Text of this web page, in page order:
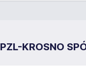
KROSNO